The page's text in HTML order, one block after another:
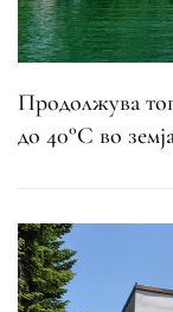
Продолжува
до 40°C во